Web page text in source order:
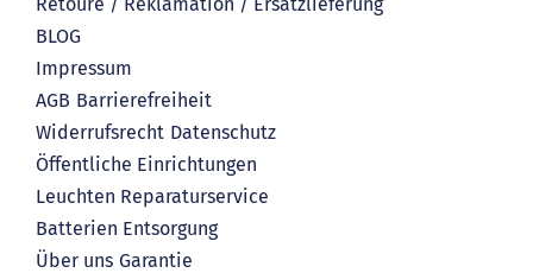
BLOG
Impressum
AGB Barrierefreiheit
Widerrufsrecht Datenschutz
Öffentliche Einrichtungen
Leuchten Reparaturservice
Batterien Entsorgung
Über uns Garantie